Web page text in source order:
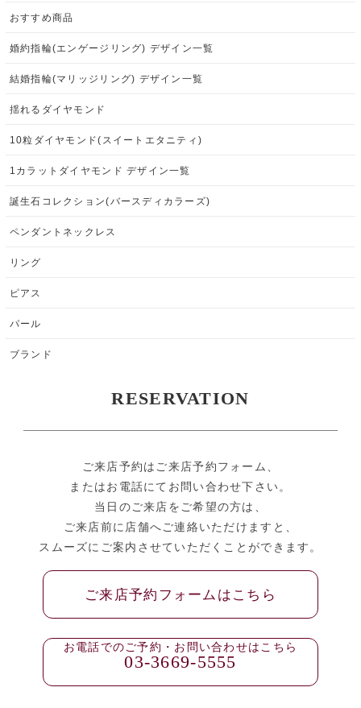
おすすめ商品
婚約指輪(エンゲージリング) デザイン一覧
結婚指輪(マリッジリング) デザイン一覧
揺れるダイヤモンド
10粒ダイヤモンド(スイートエタニティ)
1カラットダイヤモンド デザイン一覧
誕生石コレクション(バースディカラーズ)
ペンダントネックレス
リング
ピアス
パール
ブランド
RESERVATION
ご来店予約はご来店予約フォーム、
またはお電話にてお問い合わせ下さい。
当日のご来店をご希望の方は、
ご来店前に店舗へご連絡いただけますと、
スムーズにご案内させていただくことができます。
ご来店予約フォームはこちら
お電話でのご予約・お問い合わせはこちら
03-3669-5555